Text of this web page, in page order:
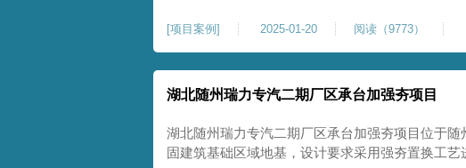
配备28m龙门架一幅辅助高能级强夯施工，配备
2.2m的柱锤一个，柱锤接地面积更小，强夯穿透
[项目案例 ] 2025-01-20 阅读（9773）
湖北随州瑞力专汽二期厂区承台加强夯项目
湖北随州瑞力专汽二期厂区承台加强夯项目位于随
固建筑基础区域地基，设计要求采用强夯置换工艺